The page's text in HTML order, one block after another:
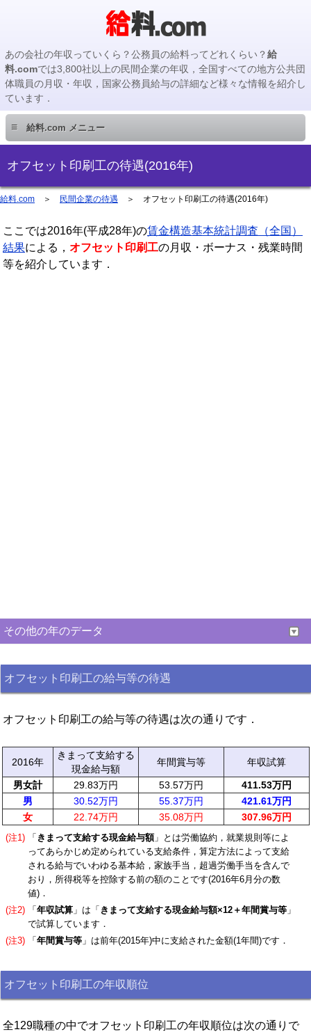
あの会社の年収っていくら？公務員の給料ってどれくらい？給
料.comでは3,800社以上の民間企業の年収，全国すべての地方公共団
体職員の月収・年収，国家公務員給与の詳細など様々な情報を紹介し
ています．
≡ 給料.com メニュー
民間企業編
国家公務員編
地方公務員編
地方公務員給料検索
オフセット印刷工の待遇(2016年)
給料.com ＞ 民間企業の待遇 ＞ オフセット印刷工の待遇(2016年)
ここでは2016年(平成28年)の賃金構造基本統計調査（全国）
結果による， オフセット印刷工の月収・ボーナス・残業時間
等を紹介しています．
その他の年のデータ
オフセット印刷工の給与等の待遇
オフセット印刷工の給与等の待遇は次の通りです．
2016年
きまって支給する
現金給与額
年間賞与等 年収試算
男女計 29.83万円 53.57万円
411.53万円
男
30.52万円 55.37万円
421.61万円
女
22.74万円 35.08万円 307.96万円
(注1) 「 きまって支給する現金給与額」とは労働協約，就業規則等によ
ってあらかじめ定められている支給条件，算定方法によって支給
される給与でいわゆる基本給，家族手当，超過労働手当を含んで
おり，所得税等を控除する前の額のことです(2016年6月分の数
値)．
(注2)
「 年収試算 」は「 きまって支給する現金給与額×12＋年間賞与等 」
で試算しています．
(注3)
「 年間賞与等 」は前年(2015年)中に支給された金額(1年間)です．
オフセット印刷工の年収順位
全129職種の中でオフセット印刷工の年収順位は次の通りで